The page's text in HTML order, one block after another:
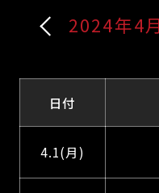
2024年4
日付
4.1(月)